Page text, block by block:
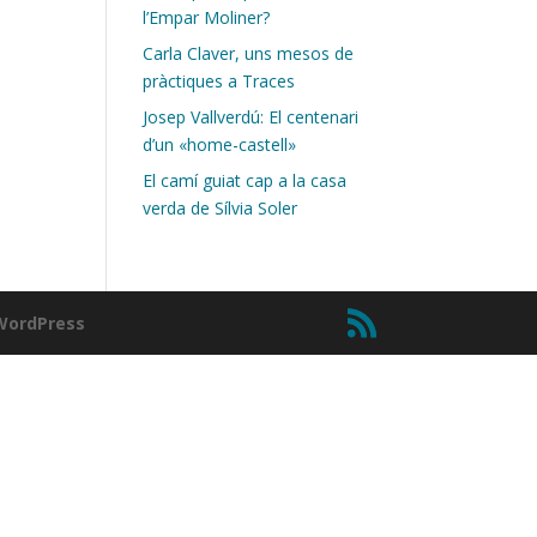
l’Empar Moliner?
Carla Claver, uns mesos de
pràctiques a Traces
Josep Vallverdú: El centenari
d’un «home-castell»
El camí guiat cap a la casa
verda de Sílvia Soler